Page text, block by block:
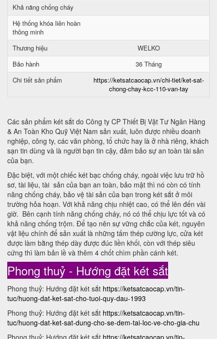
Khả năng chống cháy
Hệ thống khóa liên hoàn
thông minh
Thương hiệu
WELKO
Bảo hành
36 Tháng
Chi tiết sản phẩm
https://ketsatcaocap.vn/chi-tiet/ket-sat-
chong-chay-kcc-110-van-tay
Các sản phẩm két sắt do Công ty CP Thiết Bị Vật Tư Ngân Hàng
& An Toàn Kho Quỹ Việt Nam sản xuất, luôn được nhiều doanh
nghiệp, công ty, các văn phòng, tổ chức hay là ở nhà riêng, khách
sạn tin dùng và là người bạn tin cậy, đảm bảo sự an toàn tài sản
của bạn.
Đặc biệt, với một chiếc két bạc chống cháy, ngoài việc lưu trữ hồ
sơ, tài liệu, tài sản của bạn an toàn, bảo mật thì nó còn có tính
năng chống cháy, bảo vệ tài sản của bạn trong két sắt ở môi
trường hỏa hoạn. Với khả năng chịu nhiệt cao, có thể lên đến vài
giờ. Bên cạnh tính năng chống cháy, nó có thể chịu lực tốt và có
khả năng chống trộm. Để tạo nên sự vững chắc của két, nguyên
vật liệu chính để sản xuất là những tấm thép cường lực, cửa két
được làm bằng thép dày được đúc liền khối, còn với thép siêu
cứng thì làm bản lề và thêm 4 chốt chìm phần cánh két.
Phong thuỷ - Hướng đặt két sắt
Phong thuỷ: Hướng đặt két sắt https://ketsatcaocap.vn/tin-
tuc/huong-dat-ket-sat-cho-tuoi-quy-dau-1993
Phong thuỷ: Hướng đặt két sắt https://ketsatcaocap.vn/tin-
tuc/huong-dat-ket-sat-dung-cho-se-dem-tai-loc-ve-cho-gia-chu